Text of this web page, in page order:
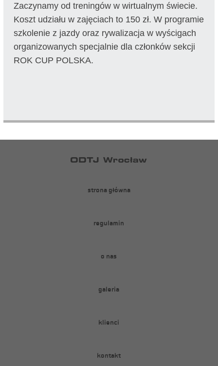
Zaczynamy od treningów w wirtualnym świecie.
Koszt udziału w zajęciach to 150 zł. W programie
szkolenie z jazdy oraz rywalizacja w wyścigach
organizowanych specjalnie dla członków sekcji
ROK CUP POLSKA.
strona główna
regulamin
o nas
galeria
klienci
kontakt